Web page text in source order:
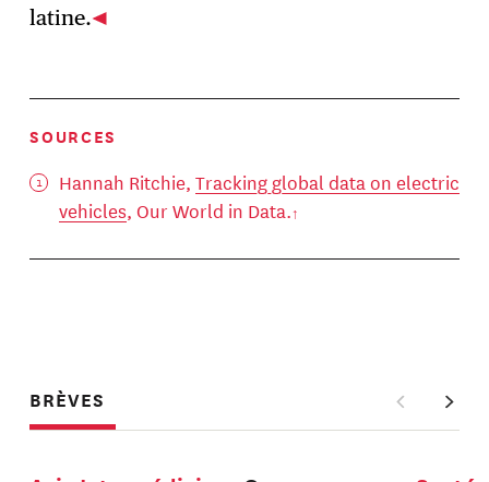
latine.
SOURCES
Hannah Ritchie, Tracking global data on electric
vehicles, Our World in Data.
BRÈVES